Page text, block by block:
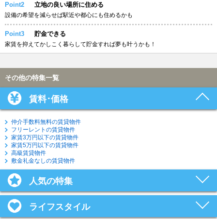
Point2 立地の良い場所に住める
設備の希望を減らせば駅近や都心にも住めるかも
Point3 貯金できる
家賃を抑えてかしこく暮らして貯金すれば夢も叶うかも！
その他の特集一覧
賃料･価格
仲介手数料無料の賃貸物件
フリーレントの賃貸物件
家賃3万円以下の賃貸物件
家賃5万円以下の賃貸物件
高級賃貸物件
敷金礼金なしの賃貸物件
人気の特集
ライフスタイル